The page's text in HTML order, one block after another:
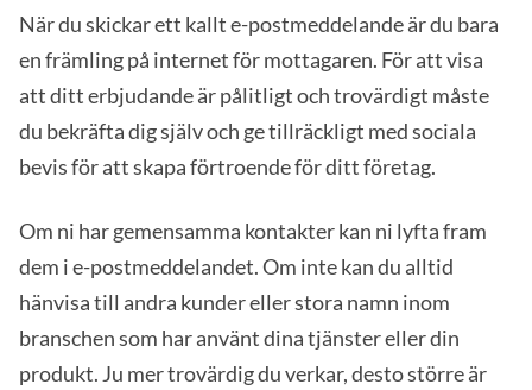
När du skickar ett kallt e-postmeddelande är du bara
en främling på internet för mottagaren. För att visa
att ditt erbjudande är pålitligt och trovärdigt måste
du bekräfta dig själv och ge tillräckligt med sociala
bevis för att skapa förtroende för ditt företag.
Om ni har gemensamma kontakter kan ni lyfta fram
dem i e-postmeddelandet. Om inte kan du alltid
hänvisa till andra kunder eller stora namn inom
branschen som har använt dina tjänster eller din
produkt. Ju mer trovärdig du verkar, desto större är